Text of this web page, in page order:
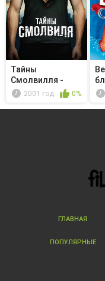
Тайны
Смолвилля -
Одержимость
2001 год 0%
ГЛАВНАЯ
ПОПУЛЯРНЫЕ